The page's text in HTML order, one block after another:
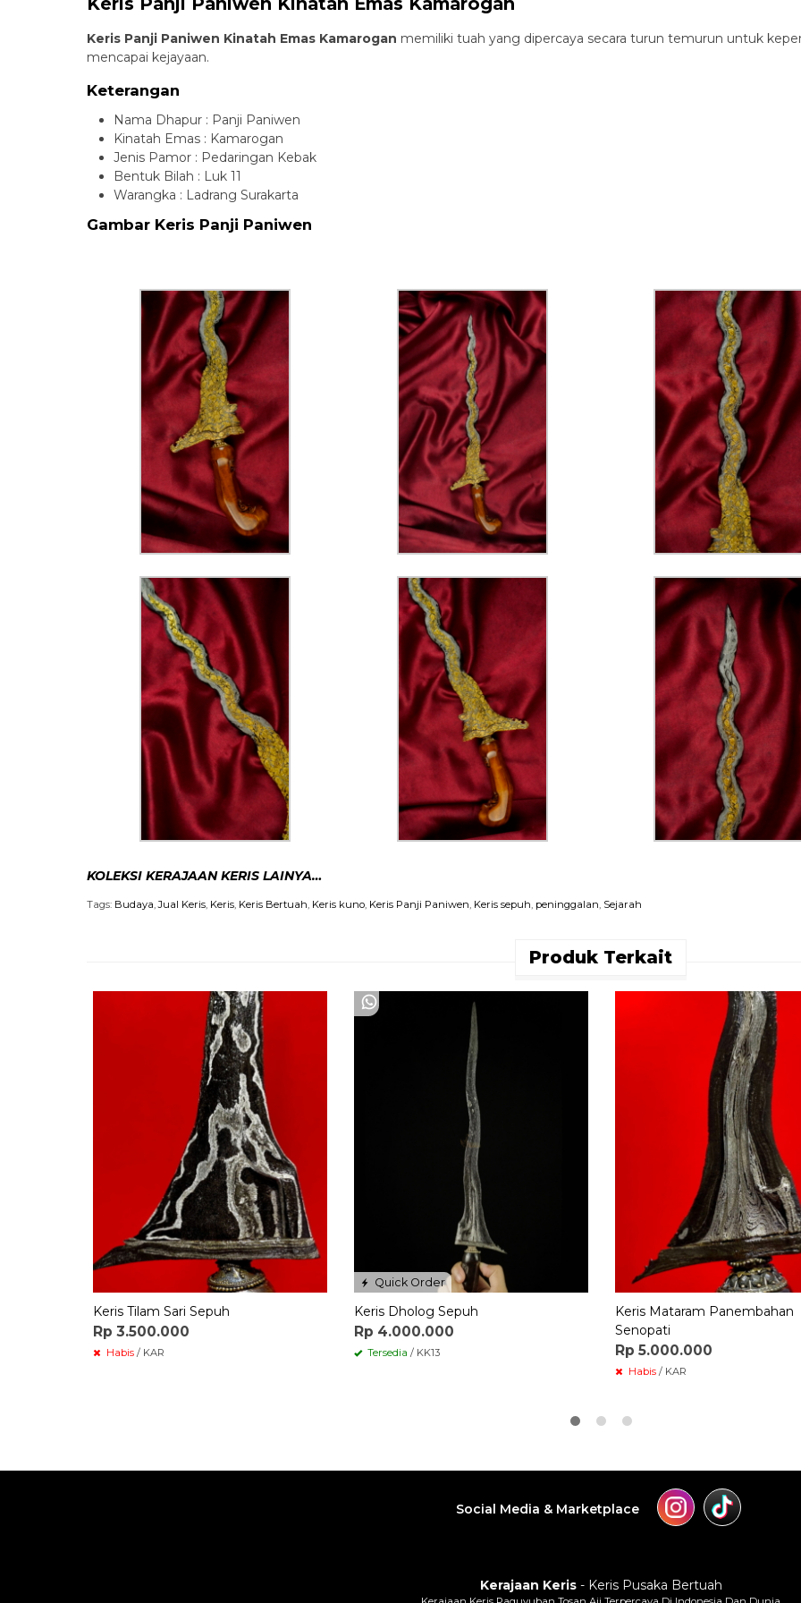
Keris Panji Paniwen Kinatah Emas Kamarogan memiliki tuah yang dipercaya secara turun temurun untuk
mencapai kejayaan.
Keterangan
Nama Dhapur : Panji Paniwen
Kinatah Emas : Kamarogan
Jenis Pamor : Pedaringan Kebak
Bentuk Bilah : Luk 11
Warangka : Ladrang Surakarta
Gambar Keris Panji Paniwen
KOLEKSI KERAJAAN KERIS LAINYA…
Tags: Budaya,Jual Keris, Keris, Keris Bertuah, Keris kuno, Keris Panji Paniwen, Keris sepuh, peninggalan, Sejarah
Produk Terkait
Keris Tilam Sari Sepuh
Rp 3.500.000
Habis / KAR
Quick Order
Keris Dholog Sepuh
Rp 4.000.000
Tersedia / KK13
Keris Mataram Panembahan
Senopati
Rp 5.000.000
Habis / KAR
Social Media & Marketplace
Kerajaan Keris- Keris Pusaka Bertuah